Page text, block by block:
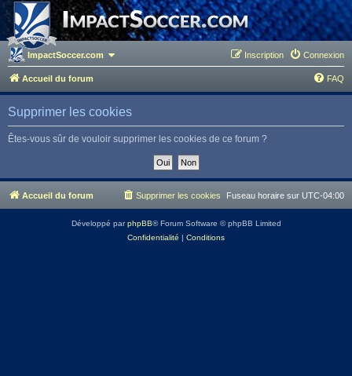
ImpactSoccer.com Connexion
Inscription
Accueil du forum FAQ
Supprimer les cookies
Êtes-vous sûr de vouloir supprimer les cookies de ce forum ?
Accueil du forum Fuseau horaire sur UTC-04:00
Supprimer les cookies
Développé parphpBB® Forum Software © phpBB Limited
Confidentialité | Conditions